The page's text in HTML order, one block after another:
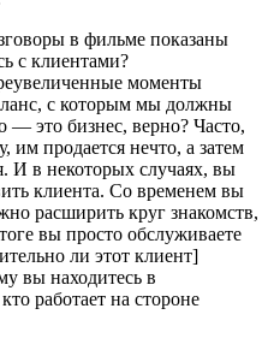
в фильме показаны
с клиентами?
моменты
с которым мы должны
— это бизнес, верно? Часто,
им продается нечто, а затем
И в некоторых случаях, вы
клиента. Со временем вы
расширить круг знакомств,
вы просто обслуживаете
ли этот клиент]
вы находитесь в
работает на стороне